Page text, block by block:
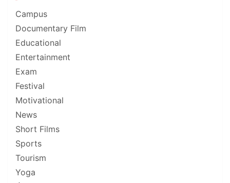
Campus
Documentary Film
Educational
Entertainment
Exam
Festival
Motivational
News
Short Films
Sports
Tourism
Yoga